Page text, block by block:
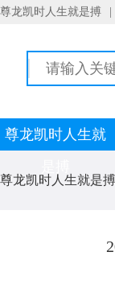
尊龙凯时人生就是搏
尊龙凯时人生就
尊龙凯时人生就是搏